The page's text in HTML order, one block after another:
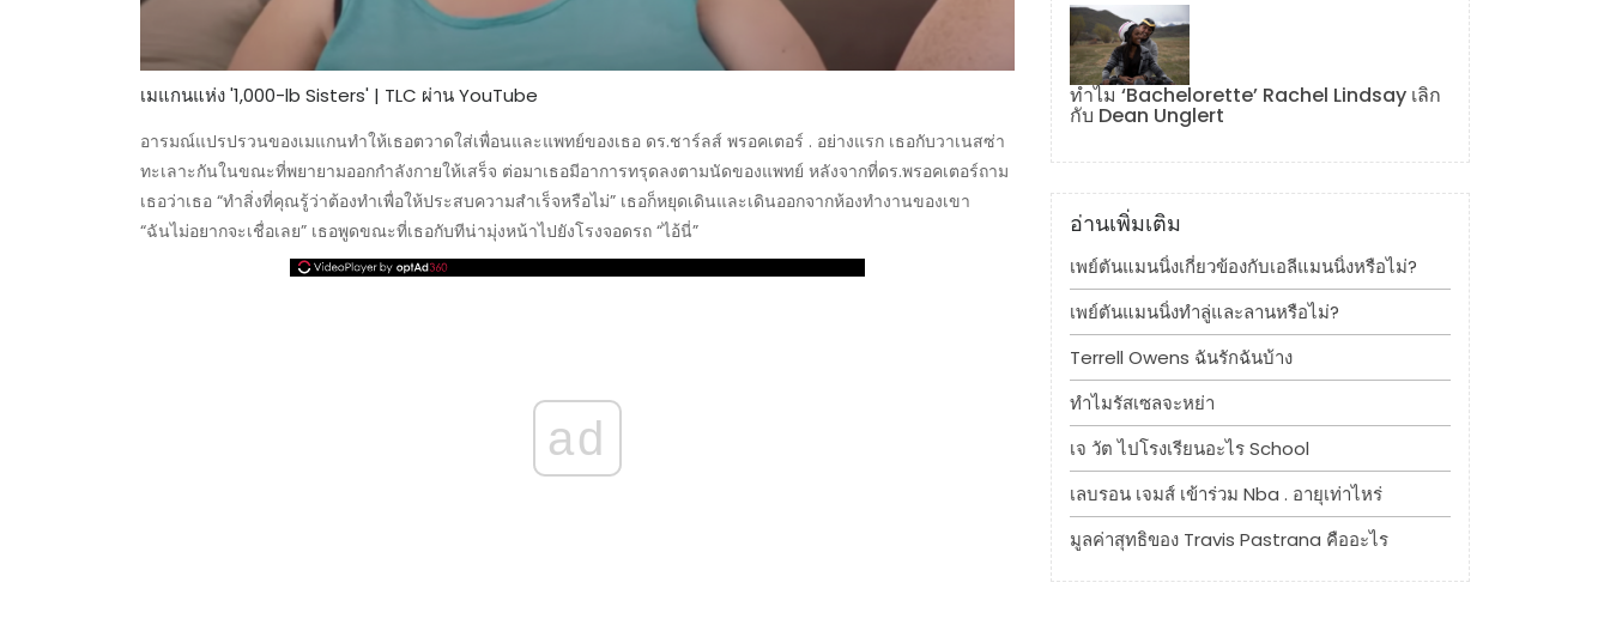
เมแกนแห่ง '1,000-lb Sisters' | TLC ผ่าน YouTube
อารมณ์แปรปรวนของเมแกนทำให้เธอตวาดใส่เพื่อนและแพทย์ของเธอ ดร.ชาร์ลส์ พรอคเตอร์ . อย่างแรก เธอกับวาเนสซ่า
ทะเลาะกันในขณะที่พยายามออกกำลังกายให้เสร็จ ต่อมาเธอมีอาการทรุดลงตามนัดของแพทย์ หลังจากที่ดร.พรอคเตอร์ถาม
เธอว่าเธอ “ทำสิ่งที่คุณรู้ว่าต้องทำเพื่อให้ประสบความสำเร็จหรือไม่” เธอก็หยุดเดินและเดินออกจากห้องทำงานของเขา
“ฉันไม่อยากจะเชื่อเลย” เธอพูดขณะที่เธอกับทีน่ามุ่งหน้าไปยังโรงจอดรถ “ไอ้นี่”
ad
ทำไม ‘Bachelorette’ Rachel Lindsay เลิก
กับ Dean Unglert
อ่านเพิ่มเติม
เพย์ตันแมนนิ่งเกี่ยวข้องกับเอลีแมนนิ่งหรือไม่?
เพย์ตันแมนนิ่งทำลู่และลานหรือไม่?
Terrell Owens ฉันรักฉันบ้าง
ทำไมรัสเซลจะหย่า
เจ วัต ไปโรงเรียนอะไร School
เลบรอน เจมส์ เข้าร่วม Nba . อายุเท่าไหร่
มูลค่าสุทธิของ Travis Pastrana คืออะไร